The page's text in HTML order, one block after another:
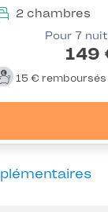
2 chambres
Pour 7
149
15 € remboursés